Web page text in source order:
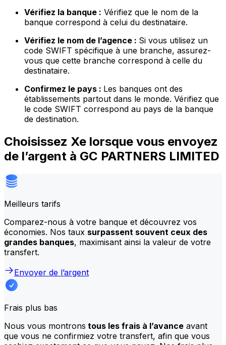
Vérifiez la banque : Vérifiez que le nom de la
banque correspond à celui du destinataire.
Vérifiez le nom de l’agence : Si vous utilisez un
code SWIFT spécifique à une branche, assurez-
vous que cette branche correspond à celle du
destinataire.
Confirmez le pays : Les banques ont des
établissements partout dans le monde. Vérifiez que
le code SWIFT correspond au pays de la banque
de destination.
Choisissez Xe lorsque vous envoyez
de l’argent à GC PARTNERS LIMITED
Meilleurs tarifs
Comparez-nous à votre banque et découvrez vos
économies. Nos taux surpassent souvent ceux des
grandes banques, maximisant ainsi la valeur de votre
transfert.
Envoyer de l’argent
Frais plus bas
Nous vous montrons tous les frais à l’avance avant
que vous ne confirmiez votre transfert, afin que vous